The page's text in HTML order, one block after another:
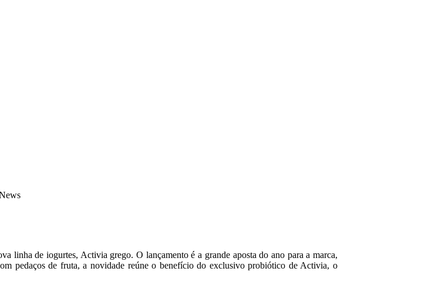
linha de iogurtes, Activia grego. O lançamento é a grande aposta do ano para a marca,
pedaços de fruta, a novidade reúne o benefício do exclusivo probiótico de Activia, o